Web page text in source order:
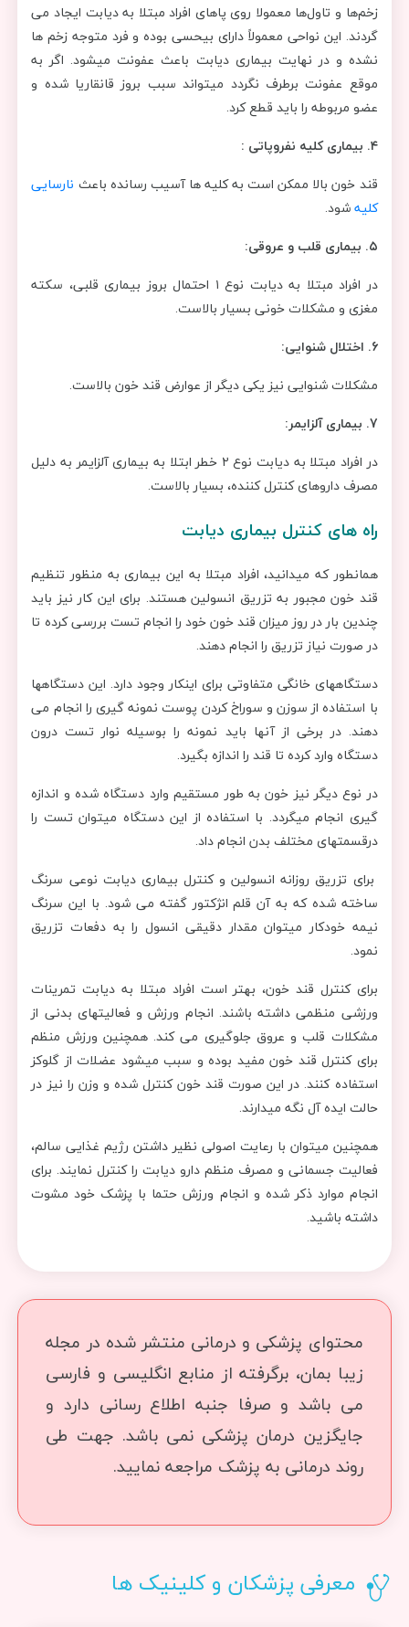
زخم‌ها و تاول‌ها معمولا روی پا‌های افراد مبتلا به دیابت ایجاد می
گردند. این نواحی معمولاً دارای بیحسی بوده و فرد متوجه زخم ها
نشده و در نهایت بیماری دیابت باعث عفونت میشود. اگر به
موقع عفونت برطرف نگردد میتواند سبب بروز قانقاریا شده و
عضو مربوطه را باید قطع کرد.
۴. بیماری کلیه نفروپاتی :
قند خون بالا ممکن است به کلیه ها آسیب رسانده باعث نارسایی
کلیهشود.
۵. بیماری قلب و عروقی:
در افراد مبتلا به دیابت نوع ۱ احتمال بروز بیماری قلبی، سکته
مغزی و مشکلات خونی بسیار بالاست.
6. اختلال شنوایی:
مشکلات شنوایی نیز یکی دیگر از عوارض قند خون بالاست.
7. بیماری آلزایمر:
در افراد مبتلا به دیابت نوع ۲ خطر ابتلا به بیماری آلزایمر به دلیل
مصرف داروهای کنترل کننده، بسیار بالاست.
راه های کنترل بیماری دیابت
همانطور که میدانید، افراد مبتلا به این بیماری به منظور تنظیم
قند خون مجبور به تزریق انسولین هستند. برای این کار نیز باید
چندین بار در روز میزان قند خون خود را انجام تست بررسی کرده تا
در صورت نیاز تزریق را انجام دهند.
دستگاههای خانگی متفاوتی برای اینکار وجود دارد. این دستگاهها
با استفاده از سوزن و سوراخ کردن پوست نمونه گیری را انجام می
دهند. در برخی از آنها باید نمونه را بوسیله نوار تست درون
دستگاه وارد کرده تا قند را اندازه بگیرد.
در نوع دیگر نیز خون به طور مستقیم وارد دستگاه شده و اندازه
گیری انجام میگردد. با استفاده از این دستگاه میتوان تست را
درقسمتهای مختلف بدن انجام داد.
برای تزریق روزانه انسولین و کنترل بیماری دیابت نوعی سرنگ
ساخته شده که به آن قلم انژکتور گفته می شود. با این سرنگ
نیمه خودکار میتوان مقدار دقیقی انسول را به دفعات تزریق
نمود.
برای کنترل قند خون، بهتر است افراد مبتلا به دیابت تمرینات
ورزشی منظمی داشته باشند. انجام ورزش و فعالیتهای بدنی از
مشکلات قلب و عروق جلوگیری می کند. همچنین ورزش منظم
برای کنترل قند خون مفید بوده و سبب میشود عضلات از گلوکز
استفاده کنند. در این صورت قند خون کنترل شده و وزن را نیز در
حالت ایده آل نگه میدارند.
همچنین میتوان با رعایت اصولی نظیر داشتن رژیم غذایی سالم،
فعالیت جسمانی و مصرف منظم دارو دیابت را کنترل نمایند. برای
انجام موارد ذکر شده و انجام ورزش حتما با پزشک خود مشوت
داشته باشید.
محتوای پزشکی و درمانی منتشر شده در مجله
زیبا بمان، برگرفته از منابع انگلیسی و فارسی
می باشد و صرفا جنبه اطلاع رسانی دارد و
جایگزین درمان پزشکی نمی باشد. جهت طی
روند درمانی به پزشک مراجعه نمایید.
معرفی پزشکان و کلینیک ها